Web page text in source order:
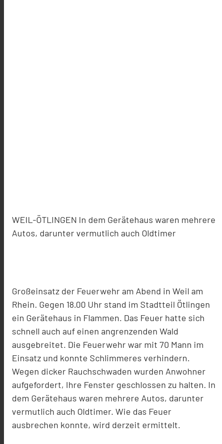
WEIL-ÖTLINGEN In dem Gerätehaus waren mehrere
Autos, darunter vermutlich auch Oldtimer
Großeinsatz der Feuerwehr am Abend in Weil am
Rhein. Gegen 18.00 Uhr stand im Stadtteil Ötlingen
ein Gerätehaus in Flammen. Das Feuer hatte sich
schnell auch auf einen angrenzenden Wald
ausgebreitet. Die Feuerwehr war mit 70 Mann im
Einsatz und konnte Schlimmeres verhindern.
Wegen dicker Rauchschwaden wurden Anwohner
aufgefordert, Ihre Fenster geschlossen zu halten. In
dem Gerätehaus waren mehrere Autos, darunter
vermutlich auch Oldtimer. Wie das Feuer
ausbrechen konnte, wird derzeit ermittelt.